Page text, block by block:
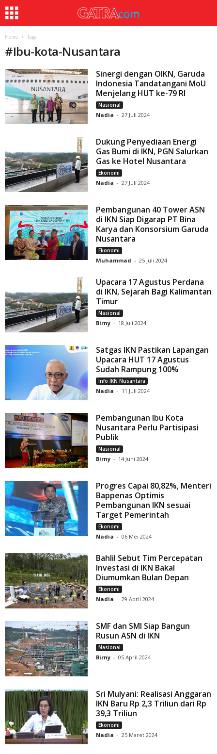
Home Tags
#Ibu-kota-Nusantara
Sinergi dengan OIKN, Garuda
Indonesia Tandatangani MoU
Menjelang HUT ke-79 RI
Nasional
Nadia - 27 Juli 2024
Dukung Penyediaan Energi
Gas Bumi di IKN, PGN Salurkan
Gas ke Hotel Nusantara
Ekonomi
Nadia - 27 Juli 2024
Pembangunan 40 Tower ASN
di IKN Siap Digarap PT Bina
Karya dan Konsorsium Garuda
Nusantara
Ekonomi
Muhammad - 25 Juli 2024
Upacara 17 Agustus Perdana
di IKN, Sejarah Bagi Kalimantan
Timur
Nasional
Birny - 18 Juli 2024
Satgas IKN Pastikan Lapangan
Upacara HUT 17 Agustus
Sudah Rampung 100%
Info IKN Nusantara
Nadia - 11 Juli 2024
Pembangunan Ibu Kota
Nusantara Perlu Partisipasi
Publik
Nasional
Birny - 14 Juni 2024
Progres Capai 80,82%, Menteri
Bappenas Optimis
Pembangunan IKN sesuai
Target Pemerintah
Ekonomi
Nadia - 06 Mei 2024
Bahlil Sebut Tim Percepatan
Investasi di IKN Bakal
Diumumkan Bulan Depan
Ekonomi
Nadia - 29 April 2024
SMF dan SMI Siap Bangun
Rusun ASN di IKN
Nasional
Birny - 05 April 2024
Sri Mulyani: Realisasi Anggaran
IKN Baru Rp 2,3 Triliun dari Rp
39,3 Triliun
Ekonomi
Nadia - 25 Maret 2024